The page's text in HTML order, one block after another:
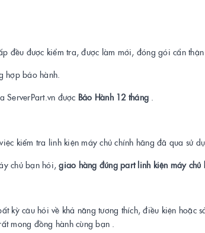
đều được kiểm tra, được làm mới, đóng gói cẩn
hợp bảo hành.
ServerPart.vn được Bảo Hành 12 tháng .
kiểm tra linh kiện máy chủ chính hãng đã qua sử
chủ bạn hỏi,giao hàng đúng part linh kiện máy chủ
kỳ câu hỏi về khả năng tương thích, điều kiện hoặc
mong đồng hành cùng bạn .